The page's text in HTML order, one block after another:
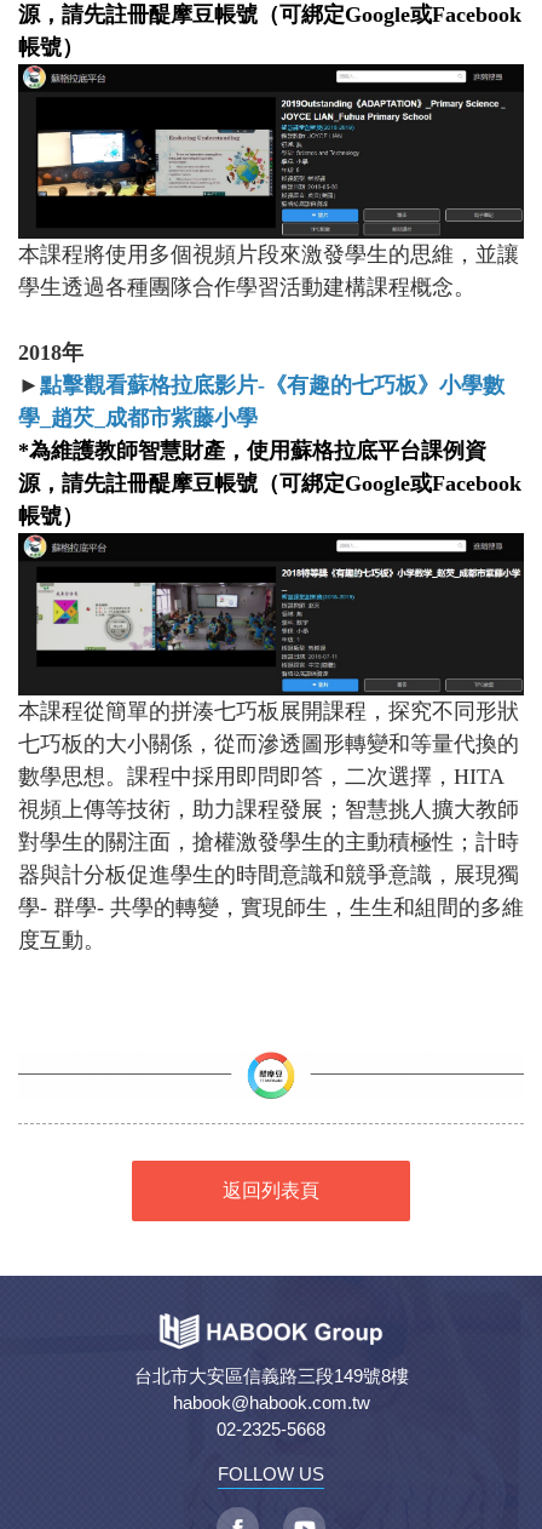
源，請先註冊醍摩豆帳號（可綁定Google或Facebook
帳號）
本課程將使用多個視頻片段來激發學生的思維，並讓
學生透過各種團隊合作學習活動建構課程概念。
2018年
► 點擊觀看蘇格拉底影片- 《有趣的七巧板》小學數
學_ 趙芡_ 成都市紫藤小學
*為維護教師智慧財產，使用蘇格拉底平台課例資
源，請先註冊醍摩豆帳號（可綁定Google或Facebook
帳號）
本課程從簡單的拼湊七巧板展開課程，探究不同形狀
七巧板的大小關係，從而滲透圖形轉變和等量代換的
數學思想。課程中採用即問即答，二次選擇，HITA
視頻上傳等技術，助力課程發展；智慧挑人擴大教師
對學生的關注面，搶權激發學生的主動積極性；計時
器與計分板促進學生的時間意識和競爭意識，展現獨
學- 群學- 共學的轉變，實現師生，生生和組間的多維
度互動。
返回列表頁
台北市大安區信義路三段149號8樓
habook@habook.com.tw
02-2325-5668
FOLLOW US